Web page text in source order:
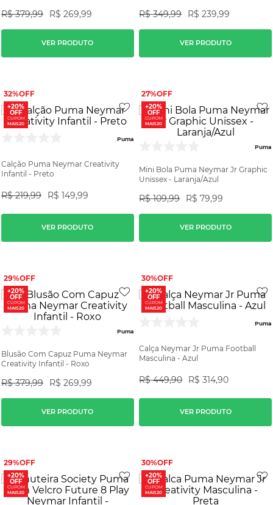
R$ 379,99 R$ 269,99
VER PRODUTO
R$ 349,99 R$ 239,99
VER PRODUTO
32%
+20%
OFF
CUPOM
MAIS20
Puma
Calção Puma Neymar Creativity
Infantil - Preto
R$ 219,99 R$ 149,99
VER PRODUTO
27%
+20%
OFF
CUPOM
MAIS20
Puma
Mini Bola Puma Neymar Jr Graphic
Unissex - Laranja/Azul
R$ 109,99 R$ 79,99
VER PRODUTO
29%
+20%
OFF
CUPOM
MAIS20
Puma
Blusão Com Capuz Puma Neymar
Creativity Infantil - Roxo
R$ 379,99 R$ 269,99
VER PRODUTO
30%
+20%
OFF
CUPOM
MAIS20
Puma
Calça Neymar Jr Puma Football
Masculina - Azul
R$ 449,90 R$ 314,90
VER PRODUTO
29%
+20%
OFF
CUPOM
MAIS20
30%
+20%
OFF
CUPOM
MAIS20